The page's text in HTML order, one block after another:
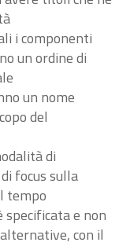
i componenti
un ordine di
un nome
del
di
focus sulla
tempo
e non
con il